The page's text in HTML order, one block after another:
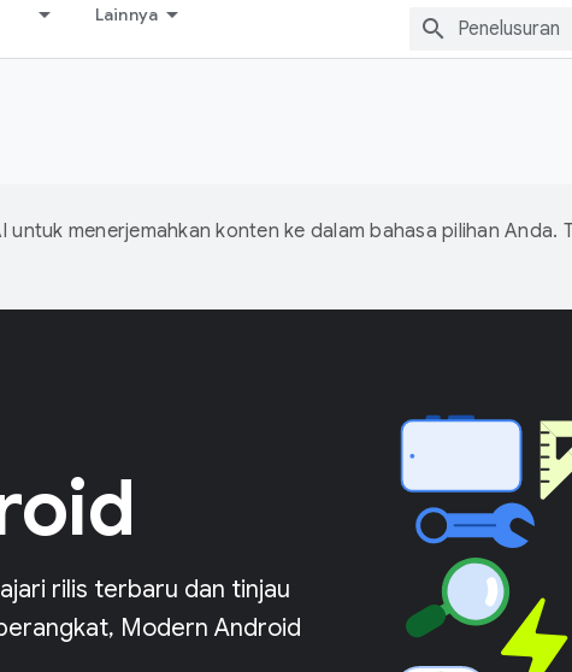
Lainnya
menerjemahkan konten ke dalam bahasa pilihan Anda.
rilis terbaru dan tinjau
Modern Android